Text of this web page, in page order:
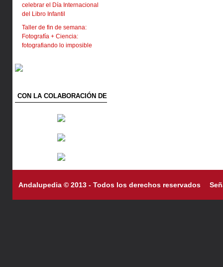
celebrar el Día Internacional
del Libro Infantil
Taller de fin de semana:
Fotografía + Ciencia:
fotografiando lo imposible
CON LA COLABORACIÓN DE
Andalupedia © 2013 - Todos los derechos reservados